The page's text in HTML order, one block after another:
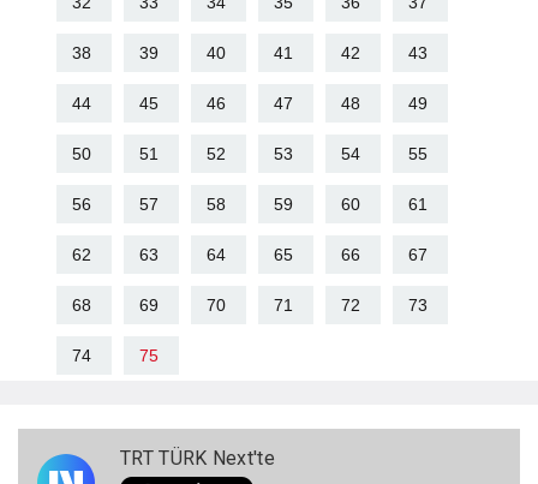
38 39 40 41 42 43
44 45 46 47 48 49
50 51 52 53 54 55
56 57 58 59 60 61
62 63 64 65 66 67
68 69 70 71 72 73
74 75
TRT TÜRK Next'te